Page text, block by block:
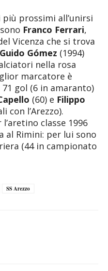
prossimi all’unirsi
Franco Ferrari,
Vicenza che si trova
Guido Gómez (1994)
nella rosa
marcatore è
71 gol (6 in amaranto)
(60) e Filippo
con l’Arezzo).
classe 1996
al Rimini: per lui sono
(44 in campionato
SS Arezzo